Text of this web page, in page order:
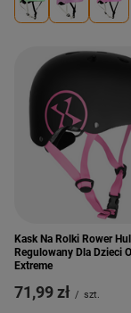
Kask Na Rolki Rower
Regulowany Dla Dzieci
Extreme
71,99 zł / szt.